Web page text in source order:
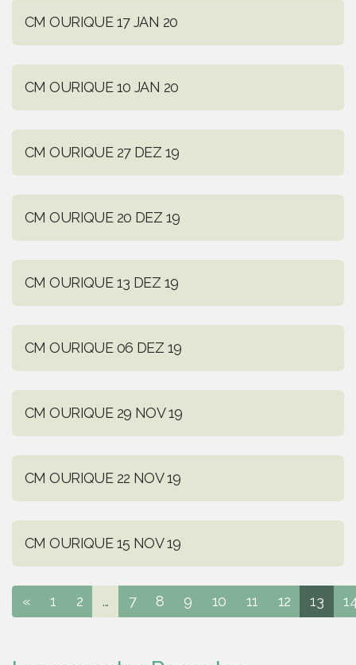
CM OURIQUE 17 JAN 20
CM OURIQUE 10 JAN 20
CM OURIQUE 27 DEZ 19
CM OURIQUE 20 DEZ 19
CM OURIQUE 13 DEZ 19
CM OURIQUE 06 DEZ 19
CM OURIQUE 29 NOV 19
CM OURIQUE 22 NOV 19
CM OURIQUE 15 NOV 19
« 1 2 ... 7 8 9 10 11 12 13